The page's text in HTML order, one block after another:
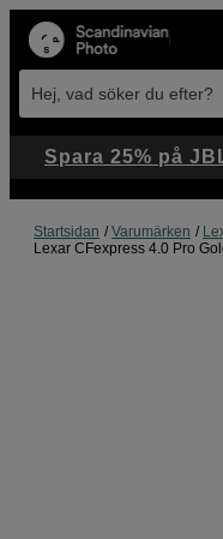
Hej, vad söker du efter?
Startsidan Varumärken
Lexar CFexpress 4.0 Pro
Spara 25% på